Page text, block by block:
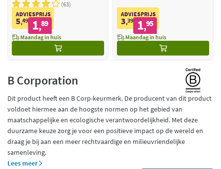
63
ADVIESPRIJS
5,49 1,89
Maandag in huis
ADVIESPRIJS
3,39 1,95
Maandag in huis
B Corporation
Dit product heeft een B Corp-keurmerk. De producent van dit product
voldoet hiermee aan de hoogste normen op het gebied van
maatschappelijke en ecologische verantwoordelijkheid. Met deze
duurzame keuze zorg je voor een positieve impact op de wereld en
draag je bij aan een meer rechtvaardige en milieuvriendelijke
samenleving.
Lees meer